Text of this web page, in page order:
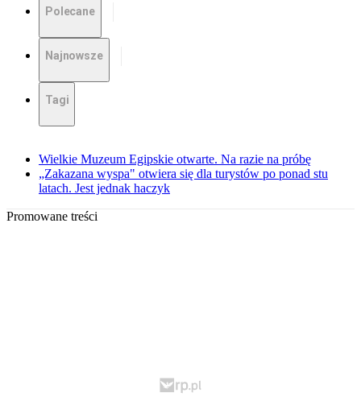
Polecane
Najnowsze
Tagi
Wielkie Muzeum Egipskie otwarte. Na razie na próbę
„Zakazana wyspa" otwiera się dla turystów po ponad stu
latach. Jest jednak haczyk
Promowane treści